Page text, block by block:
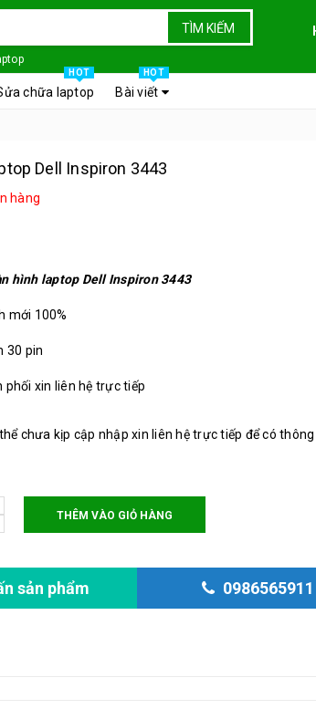
TÌM KIẾM
chữa laptop
HOT
Bài viết
HOT
Dell Inspiron 3443
hàng
hình laptop Dell Inspiron 3443
mới 100%
30 pin
phối xin liên hệ trực tiếp
chưa kịp cập nhập xin liên hệ trực tiếp để có
THÊM VÀO GIỎ HÀNG
sản phẩm 0986565911